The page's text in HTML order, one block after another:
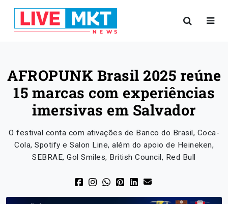
AFROPUNK Brasil 2025 reúne
15 marcas com experiências
imersivas em Salvador
O festival conta com ativações de Banco do Brasil, Coca-
Cola, Spotify e Salon Line, além do apoio de Heineken,
SEBRAE, Gol Smiles, British Council, Red Bull